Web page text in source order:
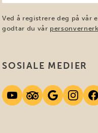
(Påkrevd)
Ved å registrere deg på vår
godtar du vår
SOSIALE MEDIER